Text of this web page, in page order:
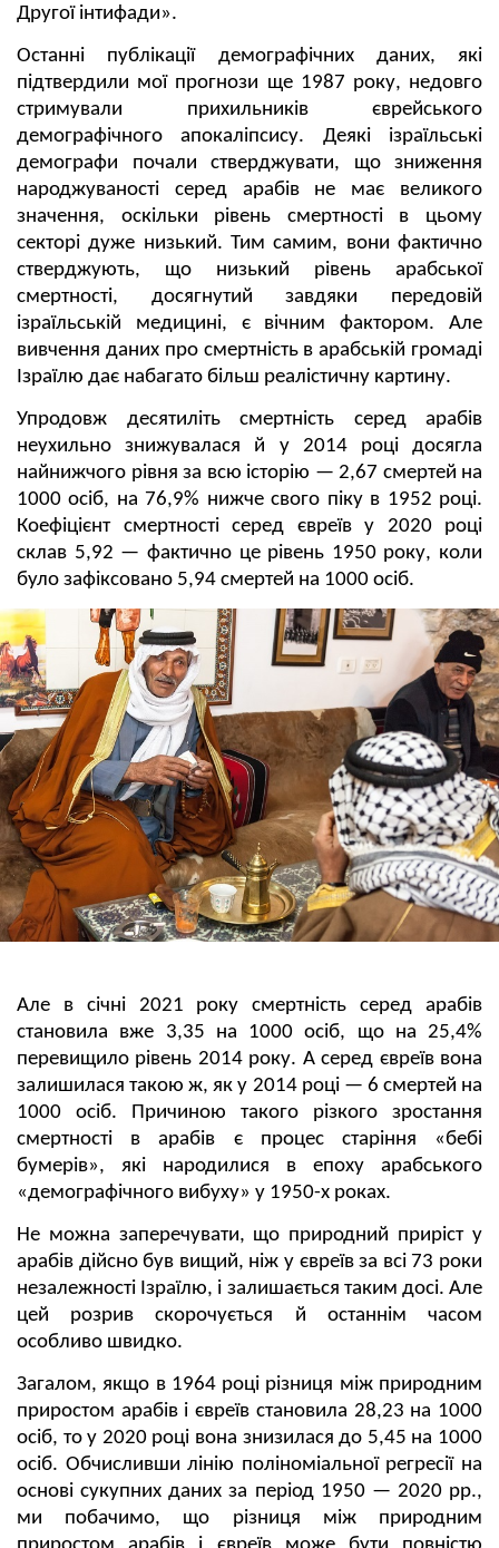
Другої інтифади».
Останні публікації демографічних даних, які
підтвердили мої прогнози ще 1987 року, недовго
стримували прихильників єврейського
демографічного апокаліпсису. Деякі ізраїльські
демографи почали стверджувати, що зниження
народжуваності серед арабів не має великого
значення, оскільки рівень смертності в цьому
секторі дуже низький. Тим самим, вони фактично
стверджують, що низький рівень арабської
смертності, досягнутий завдяки передовій
ізраїльській медицині, є вічним фактором. Але
вивчення даних про смертність в арабській громаді
Ізраїлю дає набагато більш реалістичну картину.
Упродовж десятиліть смертність серед арабів
неухильно знижувалася й у 2014 році досягла
найнижчого рівня за всю історію — 2,67 смертей на
1000 осіб, на 76,9% нижче свого піку в 1952 році.
Коефіцієнт смертності серед євреїв у 2020 році
склав 5,92 — фактично це рівень 1950 року, коли
було зафіксовано 5,94 смертей на 1000 осіб.
Але в січні 2021 року смертність серед арабів
становила вже 3,35 на 1000 осіб, що на 25,4%
перевищило рівень 2014 року. А серед євреїв вона
залишилася такою ж, як у 2014 році — 6 смертей на
1000 осіб. Причиною такого різкого зростання
смертності в арабів є процес старіння «бебі
бумерів», які народилися в епоху арабського
«демографічного вибуху» у 1950-х роках.
Не можна заперечувати, що природний приріст у
арабів дійсно був вищий, ніж у євреїв за всі 73 роки
незалежності Ізраїлю, і залишається таким досі. Але
цей розрив скорочується й останнім часом
особливо швидко.
Загалом, якщо в 1964 році різниця між природним
приростом арабів і євреїв становила 28,23 на 1000
осіб, то у 2020 році вона знизилася до 5,45 на 1000
осіб. Обчисливши лінію поліноміальної регресії на
основі сукупних даних за період 1950 — 2020 рр.,
ми побачимо, що різниця між природним